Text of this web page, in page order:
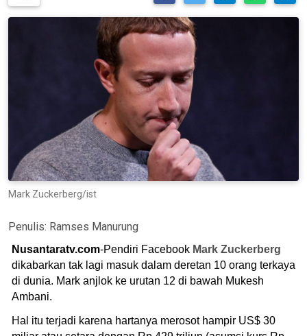
Mark Zuckerberg/ist
Penulis: Ramses Manurung
Nusantaratv.com-Pendiri Facebook Mark Zuckerberg
dikabarkan tak lagi masuk dalam deretan 10 orang terkaya
di dunia. Mark anjlok ke urutan 12 di bawah Mukesh
Ambani.
Hal itu terjadi karena hartanya merosot hampir US$ 30